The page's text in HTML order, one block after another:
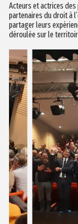
Acteurs et actrices
partenaires du droit à
partager leurs
déroulée sur le